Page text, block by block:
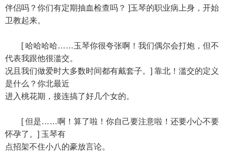
伴侣吗？你们有定期抽血检查吗？ ]玉琴的职业病上身，开始
卫教起来。
[ 哈哈哈哈……玉琴你很夸张啊！我们偶尔会打炮，但不
代表我跟他很滥交。
况且我们做爱时大多数时间都有戴套子。] 靠北！滥交的定义
是什么？你北最近
进入桃花期，接连搞了好几个女的。
[ 但是……啊！算了啦！你自己要注意啦！还要小心不要
怀孕了。] 玉琴有
点招架不住小八的豪放言论。